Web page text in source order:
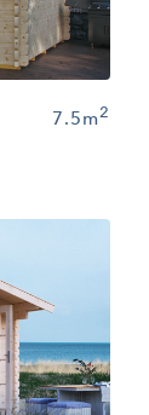
7.5m2